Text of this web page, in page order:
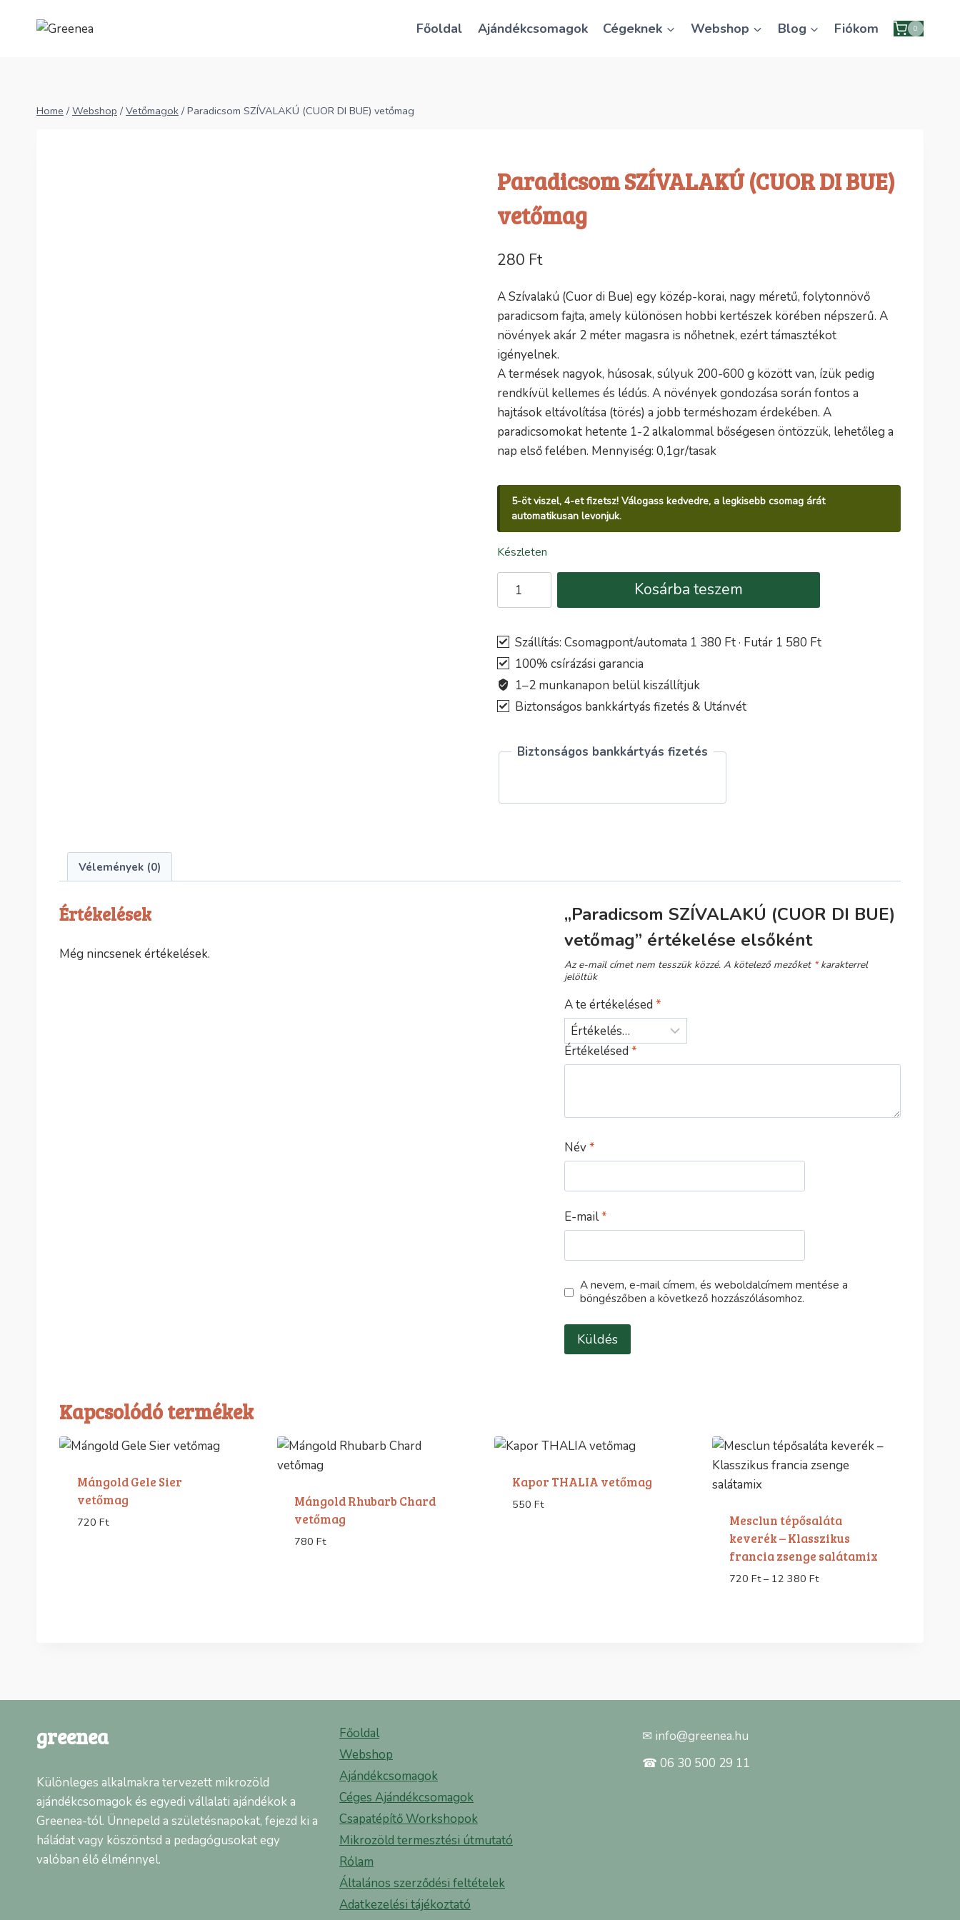
Főoldal Ajándékcsomagok Cégeknek Webshop Blog Fiókom 0
Home / Webshop / Vetőmagok / Paradicsom SZÍVALAKÚ (CUOR DI BUE) vetőmag
Paradicsom SZÍVALAKÚ (CUOR DI BUE)
vetőmag
280 Ft
A Szívalakú (Cuor di Bue) egy közép-korai, nagy méretű, folytonnövő
paradicsom fajta, amely különösen hobbi kertészek körében népszerű. A
növények akár 2 méter magasra is nőhetnek, ezért támasztékot
igényelnek.
A termések nagyok, húsosak, súlyuk 200-600 g között van, ízük pedig
rendkívül kellemes és lédús. A növények gondozása során fontos a
hajtások eltávolítása (törés) a jobb terméshozam érdekében. A
paradicsomokat hetente 1-2 alkalommal bőségesen öntözzük, lehetőleg a
nap első felében. Mennyiség: 0,1gr/tasak
5-öt viszel, 4-et fizetsz! Válogass kedvedre, a legkisebb csomag árát
automatikusan levonjuk.
Készleten
Paradicsom
DI
BUE)
vetőmag
mennyiség
Kosárba teszem
Szállítás: Csomagpont/automata 1 380 Ft · Futár 1 580 Ft
100% csírázási garancia
1–2 munkanapon belül kiszállítjuk
Biztonságos bankkártyás fizetés & Utánvét
Biztonságos bankkártyás fizetés
Vélemények (0)
Értékelések
Még nincsenek értékelések.
„Paradicsom SZÍVALAKÚ (CUOR DI BUE)
vetőmag” értékelése elsőként
Az e-mail címet nem tesszük közzé. A kötelező mezőket *karakterrel
jelöltük
A te értékelésed *
Értékelésed *
Név*
E-mail*
A nevem, e-mail címem, és weboldalcímem mentése a
böngészőben a következő hozzászólásomhoz.
Kapcsolódó termékek
Mángold Gele Sier
vetőmag
720 Ft
Mángold Rhubarb Chard
vetőmag
780 Ft
Kapor THALIA vetőmag
550 Ft
Mesclun tépősaláta
keverék – Klasszikus
francia zsenge salátamix
720 Ft – 12 380 FtÁrtartomány:
greenea
Különleges alkalmakra tervezett mikrozöld
ajándékcsomagok és egyedi vállalati ajándékok a
Greenea-tól. Ünnepeld a születésnapokat, fejezd ki a
háládat vagy köszöntsd a pedagógusokat egy
valóban élő élménnyel.
Főoldal
Webshop
Ajándékcsomagok
Céges Ajándékcsomagok
Csapatépítő Workshopok
Mikrozöld termesztési útmutató
Rólam
Általános szerződési feltételek
Adatkezelési tájékoztató
✉ info@greenea.hu
☎ 06 30 500 29 11